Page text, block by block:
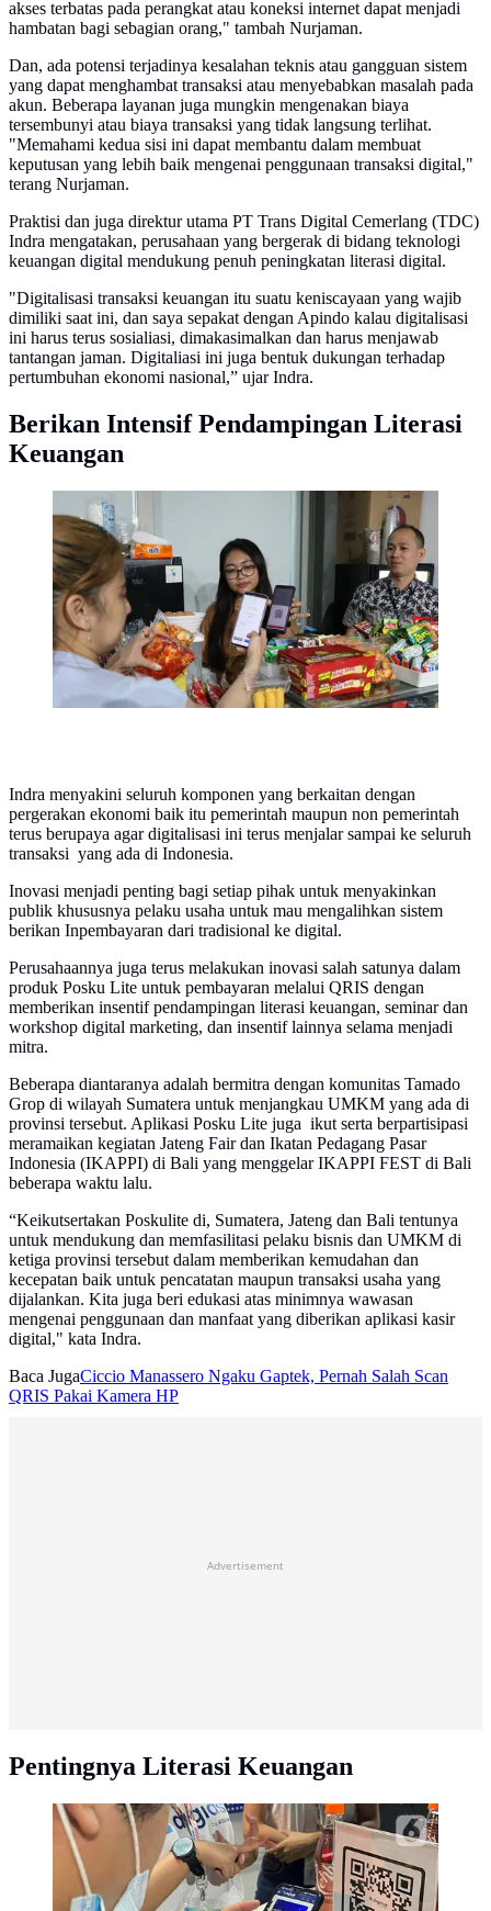
akses terbatas pada perangkat atau koneksi internet dapat menjadi
hambatan bagi sebagian orang," tambah Nurjaman.
Dan, ada potensi terjadinya kesalahan teknis atau gangguan sistem
yang dapat menghambat transaksi atau menyebabkan masalah pada
akun. Beberapa layanan juga mungkin mengenakan biaya
tersembunyi atau biaya transaksi yang tidak langsung terlihat.
"Memahami kedua sisi ini dapat membantu dalam membuat
keputusan yang lebih baik mengenai penggunaan transaksi digital,"
terang Nurjaman.
Praktisi dan juga direktur utama PT Trans Digital Cemerlang (TDC)
Indra mengatakan, perusahaan yang bergerak di bidang teknologi
keuangan digital mendukung penuh peningkatan literasi digital.
"Digitalisasi transaksi keuangan itu suatu keniscayaan yang wajib
dimiliki saat ini, dan saya sepakat dengan Apindo kalau digitalisasi
ini harus terus sosialiasi, dimakasimalkan dan harus menjawab
tantangan jaman. Digitaliasi ini juga bentuk dukungan terhadap
pertumbuhan ekonomi nasional,” ujar Indra.
Berikan Intensif Pendampingan Literasi
Keuangan
Direktur Utama PT Trans Digital Cemerlang (kanan ),
Indra, saat sosialisasi platfom digital di salah satu
warung di daerah Jakarta. (Istimewa)
Indra menyakini seluruh komponen yang berkaitan dengan
pergerakan ekonomi baik itu pemerintah maupun non pemerintah
terus berupaya agar digitalisasi ini terus menjalar sampai ke seluruh
transaksi yang ada di Indonesia.
Inovasi menjadi penting bagi setiap pihak untuk menyakinkan
publik khususnya pelaku usaha untuk mau mengalihkan sistem
berikan Inpembayaran dari tradisional ke digital.
Perusahaannya juga terus melakukan inovasi salah satunya dalam
produk Posku Lite untuk pembayaran melalui QRIS dengan
memberikan insentif pendampingan literasi keuangan, seminar dan
workshop digital marketing, dan insentif lainnya selama menjadi
mitra.
Beberapa diantaranya adalah bermitra dengan komunitas Tamado
Grop di wilayah Sumatera untuk menjangkau UMKM yang ada di
provinsi tersebut. Aplikasi Posku Lite juga ikut serta berpartisipasi
meramaikan kegiatan Jateng Fair dan Ikatan Pedagang Pasar
Indonesia (IKAPPI) di Bali yang menggelar IKAPPI FEST di Bali
beberapa waktu lalu.
“Keikutsertakan Poskulite di, Sumatera, Jateng dan Bali tentunya
untuk mendukung dan memfasilitasi pelaku bisnis dan UMKM di
ketiga provinsi tersebut dalam memberikan kemudahan dan
kecepatan baik untuk pencatatan maupun transaksi usaha yang
dijalankan. Kita juga beri edukasi atas minimnya wawasan
mengenai penggunaan dan manfaat yang diberikan aplikasi kasir
digital," kata Indra.
Baca JugaCiccio Manassero Ngaku Gaptek, Pernah Salah Scan
QRIS Pakai Kamera HP
Advertisement
Pentingnya Literasi Keuangan